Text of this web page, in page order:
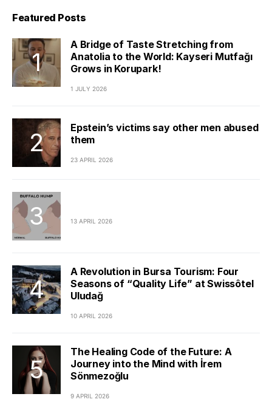
Featured Posts
A Bridge of Taste Stretching from
Anatolia to the World: Kayseri Mutfağı
Grows in Korupark!
1 JULY 2026
Epstein’s victims say other men abused
them
23 APRIL 2026
13 APRIL 2026
A Revolution in Bursa Tourism: Four
Seasons of “Quality Life” at Swissôtel
Uludağ
10 APRIL 2026
The Healing Code of the Future: A
Journey into the Mind with İrem
Sönmezoğlu
9 APRIL 2026